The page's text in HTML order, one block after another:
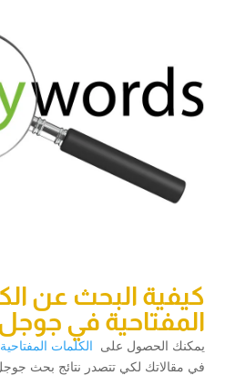
كيفية البحث عن
المفتاحية في
يمكنك الحصول على الكلمات المفتاحية
في مقالاتك لكي تتصدر نتائج بحث